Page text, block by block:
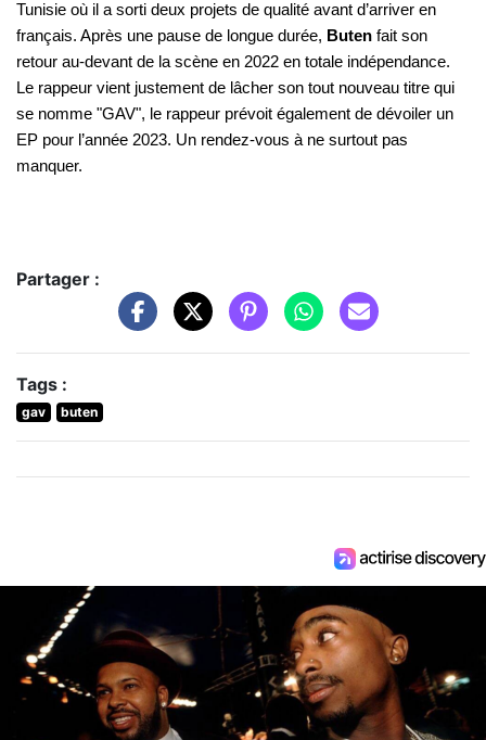
Tunisie où il a sorti deux projets de qualité avant d’arriver en
français. Après une pause de longue durée, Buten fait son
retour au-devant de la scène en 2022 en totale indépendance.
Le rappeur vient justement de lâcher son tout nouveau titre qui
se nomme "GAV", le rappeur prévoit également de dévoiler un
EP pour l’année 2023. Un rendez-vous à ne surtout pas
manquer.
Partager :
Tags :
gav buten